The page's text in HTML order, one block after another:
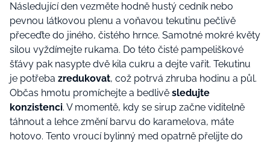
Následující den vezměte hodně hustý cedník nebo
pevnou látkovou plenu a voňavou tekutinu pečlivě
přeceďte do jiného, čistého hrnce. Samotné mokré květy
silou vyždímejte rukama. Do této čisté pampeliškové
šťávy pak nasypte dvě kila cukru a dejte vařit. Tekutinu
je potřeba zredukovat, což potrvá zhruba hodinu a půl.
Občas hmotu promíchejte a bedlivě sledujte
konzistenci. V momentě, kdy se sirup začne viditelně
táhnout a lehce změní barvu do karamelova, máte
hotovo. Tento vroucí bylinný med opatrně přelijte do